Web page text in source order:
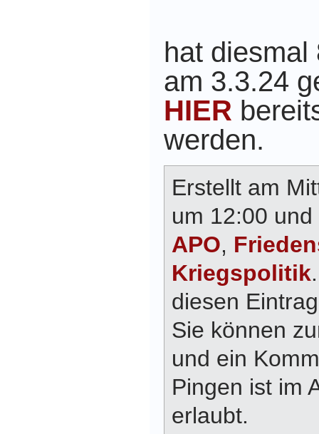
hat diesmal
am 3.3.24
HIER
werden.
Erstellt am
um 12:00
APO,
Kriegspolitik
diesen
Sie können
und ein
Pingen ist im
erlaubt.